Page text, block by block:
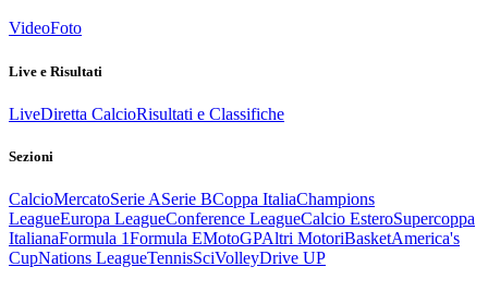
VideoFoto
Live e Risultati
LiveDiretta CalcioRisultati e Classifiche
Sezioni
CalcioMercatoSerie ASerie BCoppa ItaliaChampions
LeagueEuropa LeagueConference LeagueCalcio EsteroSupercoppa
ItalianaFormula 1Formula EMotoGPAltri MotoriBasketAmerica's
CupNations LeagueTennisSciVolleyDrive UP